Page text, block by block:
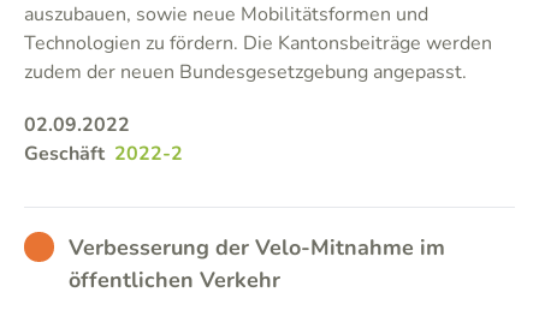
auszubauen, sowie neue Mobilitätsformen und
Technologien zu fördern. Die Kantonsbeiträge werden
zudem der neuen Bundesgesetzgebung angepasst.
02.09.2022
Geschäft 2022-2
BADVerbesserung der Velo-Mitnahme im
öffentlichen Verkehr